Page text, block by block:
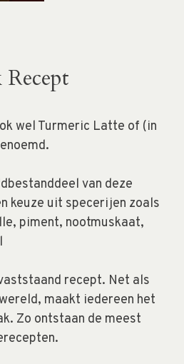
wel Turmeric Latte of (in
van deze
keuze uit specerijen zoals
piment, nootmuskaat,
recept. Net als
maakt iedereen het
Zo ontstaan de meest